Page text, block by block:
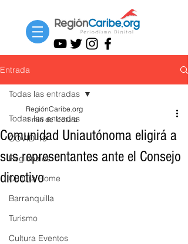
Entrada
Todas las entradas
COVID-19
Regionales
Cultura Home
Barranquilla
Turismo
Cultura Eventos
Todas las entradas
Comunidad Uniautónoma eligirá a
sus representantes ante el Consejo
directivo
RegiónCaribe.org
1 min de lectura